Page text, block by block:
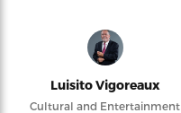
Luisito Vigoreaux
Cultural and Entertainment